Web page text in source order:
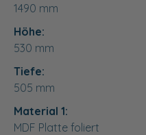
1490 mm
Höhe:
530 mm
Tiefe:
505 mm
Material 1:
MDF Platte foliert